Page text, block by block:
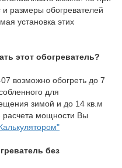
размеры обогревателей
установка этих
этот обогреватель?
возможно обогреть до 7
для
зимой и до 14 кв.м
расчета мощности Вы
без